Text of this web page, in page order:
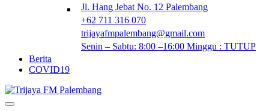
Jl. Hang Jebat No. 12 Palembang
+62 711 316 070
trijayafmpalembang@gmail.com
Senin – Sabtu: 8:00 –16:00 Minggu : TUTUP
Berita
COVID19